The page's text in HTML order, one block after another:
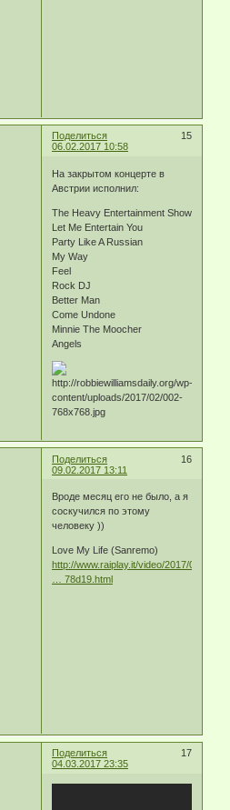
Поделиться
15
06.02.2017 10:58
На закрытом концерте в
Австрии исполнил:
The Heavy Entertainment Show
Let Me Entertain You
Party Like A Russian
My Way
Feel
Rock DJ
Better Man
Come Undone
Minnie The Moocher
Angels
Поделиться
16
09.02.2017 13:11
Вроде месяц его не было, а я
соскучился по этому
человеку ))
Love My Life (Sanremo)
http://www.raiplay.it/video/2017/02/Rob
… 78d19.html
Поделиться
17
04.03.2017 23:35